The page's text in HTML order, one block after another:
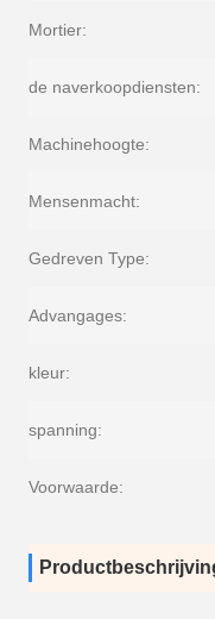
Mortier:
de naverkoopdiensten:
Machinehoogte:
Mensenmacht:
Gedreven Type:
Advangages:
kleur:
spanning:
Voorwaarde: